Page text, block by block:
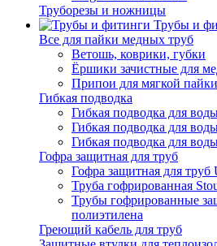
Труборезы и ножницы
Трубы и
Все для пайки медных труб
Ветошь, коврики, губки
Ёршики зачистные для
Припои для мягкой пайки
Гибкая подводка
Гибкая подводка для
Гибкая подводка для
Гибкая подводка для
Гофра защитная для труб
Гофра защитная для труб
Труба гофрированная
Трубы гофрированные
полиэтилена
Греющий кабель для труб